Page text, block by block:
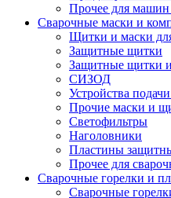
Прочее для машин
Сварочные маски и
Щитки и маски
Защитные щитки
Защитные щитки и
СИЗОД
Устройства
Прочие маски и
Светофильтры
Наголовники
Пластины
Прочее для
Сварочные горелки и
Сварочные